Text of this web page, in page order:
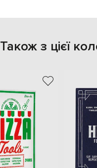
Також з цієї